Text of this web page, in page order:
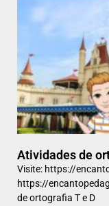
Atividades de
Visite: https://
https://
de ortografia T e D